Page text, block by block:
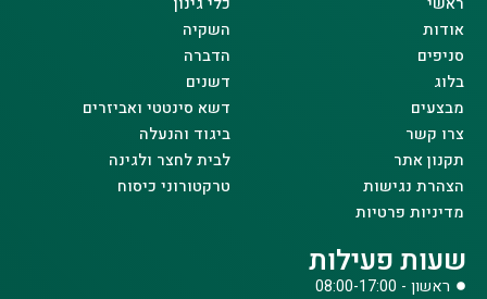
אודות
סניפים
בלוג
מבצעים
צרו קשר
תקנון אתר
הצהרת נגישות
מדיניות פרטיות
השקיה
הדברה
דשנים
דשא סינטטי ואביזרים
ביגוד והנעלה
לבית לחצר ולגינה
טרקטורוני כיסוח
שעות פעילות
ראשון - 08:00-17:00